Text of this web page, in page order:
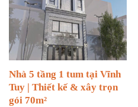
Nhà 5 tầng 1 tum tại Vĩnh
Tuy | Thiết kế & xây trọn
gói 70m²